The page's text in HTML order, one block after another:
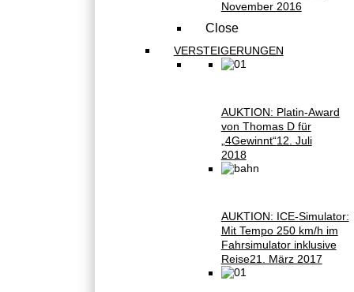
November 2016
Close
VERSTEIGERUNGEN
AUKTION: Platin-Award
von Thomas D für
„4Gewinnt“12. Juli
2018
AUKTION: ICE-Simulator:
Mit Tempo 250 km/h im
Fahrsimulator inklusive
Reise21. März 2017